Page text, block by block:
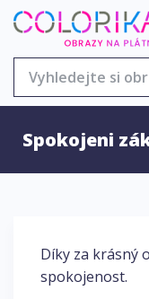
Spokojeni
Díky za krásný
spokojenost.